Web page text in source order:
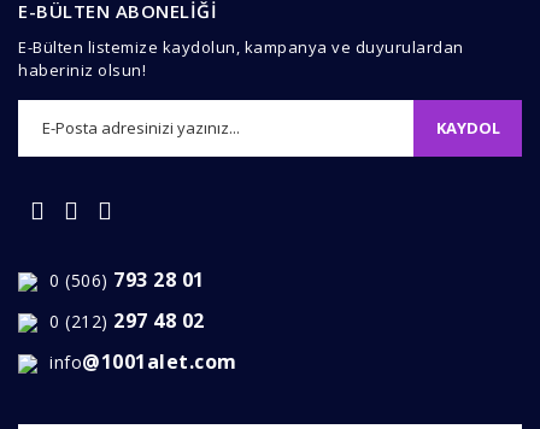
Gönder
E-BÜLTEN ABONELİĞİ
E-Bülten listemize kaydolun, kampanya ve duyurulardan
haberiniz olsun!
KAYDOL
0 (506) 793 28 01
0 (212) 297 48 02
info@1001alet.com